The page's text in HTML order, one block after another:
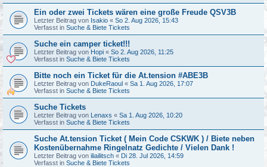
Ein oder zwei Tickets wären eine große Freude QSV3B
Letzter Beitrag von Isakio « So 2. Aug 2026, 15:43
Verfasst in Suche & Biete Tickets
Suche ein camper ticket!!!
Letzter Beitrag von Hopi « So 2. Aug 2026, 11:25
Verfasst in Suche & Biete Tickets
Bitte noch ein Ticket für die At.tension #ABE3B
Letzter Beitrag von DukeRaoul « Sa 1. Aug 2026, 17:07
Verfasst in Suche & Biete Tickets
Suche Tickets
Letzter Beitrag von Lenaxs « Sa 1. Aug 2026, 10:20
Verfasst in Suche & Biete Tickets
Suche At.tension Ticket ( Mein Code CSKWK ) / Biete neben
Kostenübernahme Ringelnatz Gedichte / Vielen Dank !
Letzter Beitrag von iliailitsch « Di 28. Jul 2026, 14:59
Verfasst in Suche & Biete Tickets